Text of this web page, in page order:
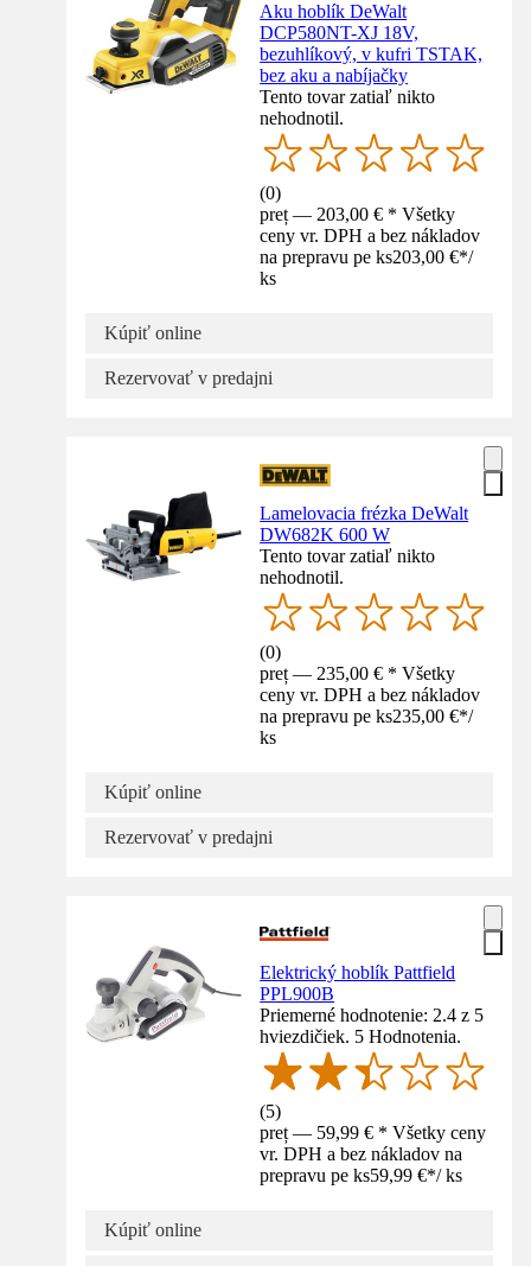
Aku hoblík DeWalt
DCP580NT-XJ 18V,
bezuhlíkový, v kufri TSTAK,
bez aku a nabíjačky
Tento tovar zatiaľ nikto
nehodnotil.
(0)
preț — 203,00 € * Všetky
ceny vr. DPH a bez nákladov
na prepravu pe ks203,00 €*/
ks
Kúpiť online
Rezervovať v predajni
Lamelovacia frézka DeWalt
DW682K 600 W
Tento tovar zatiaľ nikto
nehodnotil.
(0)
preț — 235,00 € * Všetky
ceny vr. DPH a bez nákladov
na prepravu pe ks235,00 €*/
ks
Kúpiť online
Rezervovať v predajni
Elektrický hoblík Pattfield
PPL900B
Priemerné hodnotenie: 2.4 z 5
hviezdičiek. 5 Hodnotenia.
(5)
preț — 59,99 € * Všetky ceny
vr. DPH a bez nákladov na
prepravu pe ks59,99 €*/ ks
Kúpiť online